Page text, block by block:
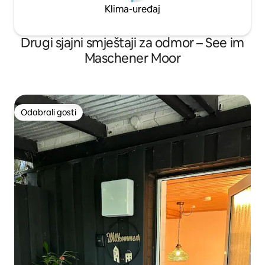
Klima-uređaj
Drugi sjajni smještaji za odmor – See im
Maschener Moor
Odabrali gosti
Odabrali gosti